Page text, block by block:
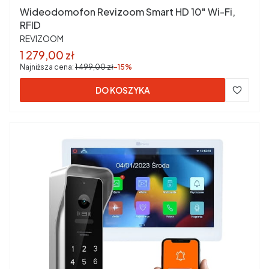
Wideodomofon Revizoom Smart HD 10" Wi-Fi,
RFID
PRODUCENT
REVIZOOM
Cena promocyjna
1 279,00 zł
Najniższa cena: 1 499,00 zł-15%
DO KOSZYKA